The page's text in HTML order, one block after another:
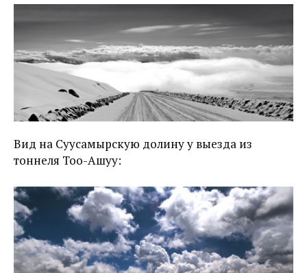
Вид на Суусамырскую долину у выезда из
тоннеля Тоо-Ашуу: